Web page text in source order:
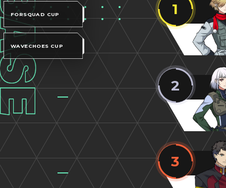
1
2
3
FORSQUAD CUP
WAVECHOES CUP